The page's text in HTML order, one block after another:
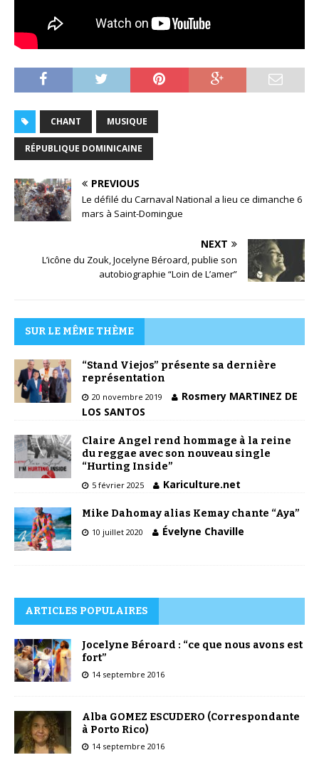
CHANT MUSIQUE
RÉPUBLIQUE DOMINICAINE
PREVIOUS
Le défilé du Carnaval National a lieu ce dimanche 6
mars à Saint-Domingue
NEXT
L’icône du Zouk, Jocelyne Béroard, publie son
autobiographie “Loin de L’amer”
SUR LE MÊME THÈME
“Stand Viejos” présente sa dernière
représentation
20 novembre 2019
Rosmery MARTINEZ DE
LOS SANTOS
Claire Angel rend hommage à la reine
du reggae avec son nouveau single
“Hurting Inside”
5 février 2025 Kariculture.net
Mike Dahomay alias Kemay chante “Aya”
10 juillet 2020 Évelyne Chaville
ARTICLES POPULAIRES
Jocelyne Béroard : “ce que nous avons est
fort”
14 septembre 2016
Alba GOMEZ ESCUDERO (Correspondante
à Porto Rico)
14 septembre 2016